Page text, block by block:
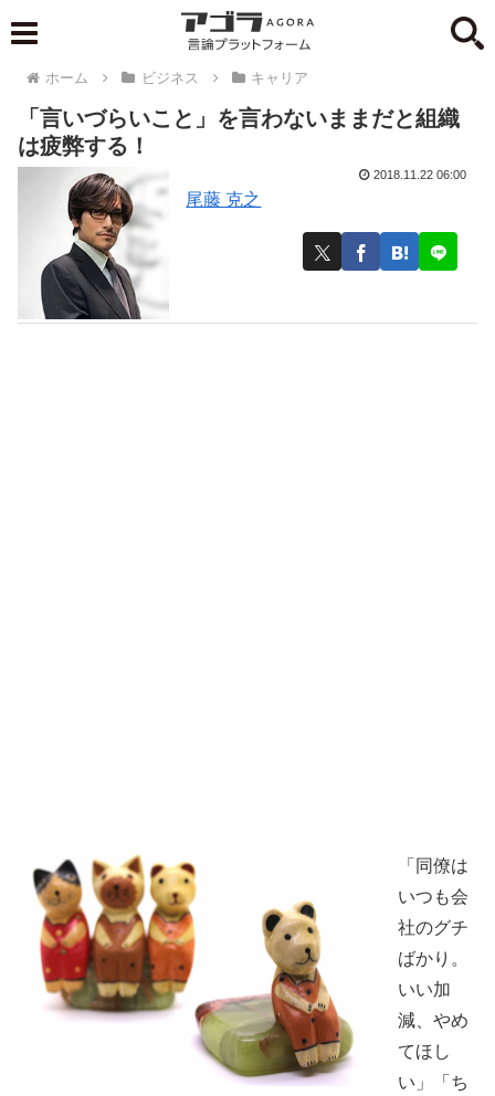
ホーム ビジネス キャリア
「言いづらいこと」を言わないままだと組織
は疲弊する！
尾藤 克之
2018.11.22 06:00
「同僚は
いつも会
社のグチ
ばかり。
いい加
減、やめ
てほし
い」「ち